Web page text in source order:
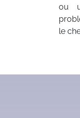
ou
le